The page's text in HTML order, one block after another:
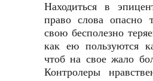
Находиться в
право слова опасно
свою бесполезно
как ею пользуются
чтоб на свое жало
Контролеры